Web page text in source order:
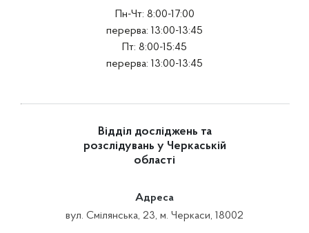
Пн-Чт: 8:00-17:00
перерва: 13:00-13:45
Пт: 8:00-15:45
перерва: 13:00-13:45
Відділ досліджень та
розслідувань у Черкаській
області
Адреса
вул. Смілянська, 23, м. Черкаси, 18002